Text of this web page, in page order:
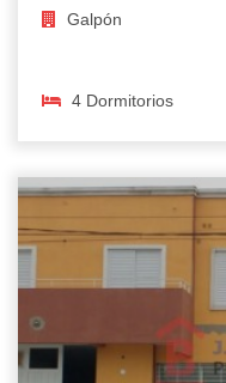
Galpón
4 Dormitorios